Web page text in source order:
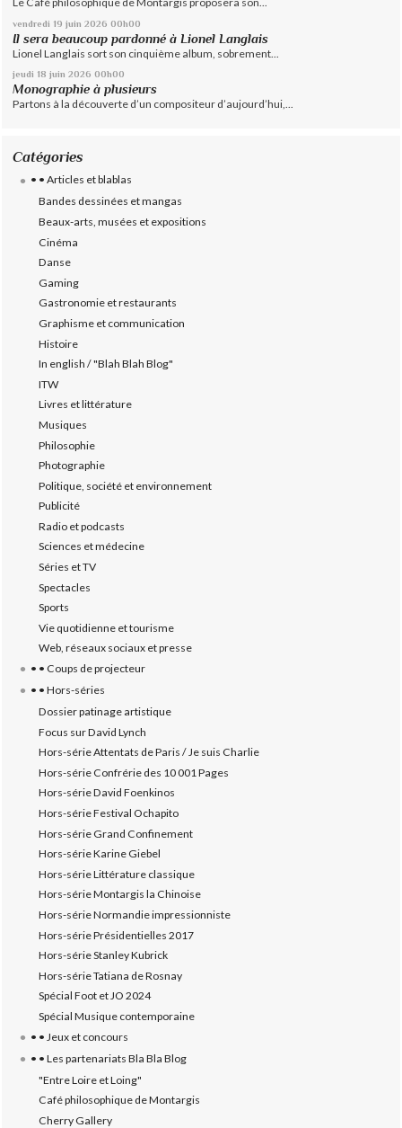
vendredi 19 juin 2026 00h00
Il sera beaucoup pardonné à Lionel Langlais
Lionel Langlais sort son cinquième album, sobrement...
jeudi 18 juin 2026 00h00
Monographie à plusieurs
Partons à la découverte d’un compositeur d’aujourd’hui,...
Catégories
• • Articles et blablas
Bandes dessinées et mangas
Beaux-arts, musées et expositions
Cinéma
Danse
Gaming
Gastronomie et restaurants
Graphisme et communication
Histoire
In english / "Blah Blah Blog"
ITW
Livres et littérature
Musiques
Philosophie
Photographie
Politique, société et environnement
Publicité
Radio et podcasts
Sciences et médecine
Séries et TV
Spectacles
Sports
Vie quotidienne et tourisme
Web, réseaux sociaux et presse
• • Coups de projecteur
• • Hors-séries
Dossier patinage artistique
Focus sur David Lynch
Hors-série Attentats de Paris / Je suis Charlie
Hors-série Confrérie des 10 001 Pages
Hors-série David Foenkinos
Hors-série Festival Ochapito
Hors-série Grand Confinement
Hors-série Karine Giebel
Hors-série Littérature classique
Hors-série Montargis la Chinoise
Hors-série Normandie impressionniste
Hors-série Présidentielles 2017
Hors-série Stanley Kubrick
Hors-série Tatiana de Rosnay
Spécial Foot et JO 2024
Spécial Musique contemporaine
• • Jeux et concours
• • Les partenariats Bla Bla Blog
"Entre Loire et Loing"
Café philosophique de Montargis
Cherry Gallery